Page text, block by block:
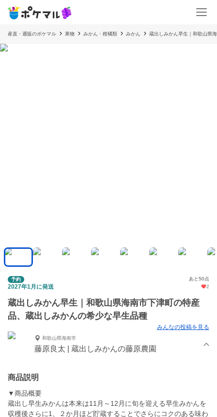
産直・通販のポケマル 果物 みかん・柑橘類 みかん 蔵出しみかん早生｜和歌山県
予約 あと50点
2027年1月に発送 2
蔵出しみかん早生｜和歌山県海南市下津町の特産
品、蔵出しみかんの希少な早生品種
みんなの投稿を見る
和歌山県海南市
藤原良太 | 蔵出しみかんの藤原農園
商品説明
▼商品概要
蔵出し早生みかんは本来は11月～12月に旬を迎える早生みかんを
収穫後さらに1、２か月ほど貯蔵することでさらにコクのある味わ